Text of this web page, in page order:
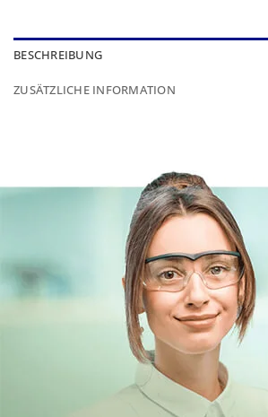
BESCHREIBUNG
ZUSÄTZLICHE INFORMATION